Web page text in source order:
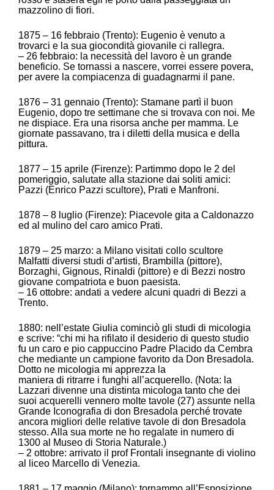
mazzolino di fiori.
1875 – 16 febbraio (Trento): Eugenio è venuto a
trovarci e la sua giocondità giovanile ci rallegra.
– 26 febbraio: la necessità del lavoro è un grande
beneficio. Se tornassi a nascere, vorrei essere povera,
per avere la compiacenza di guadagnarmi il pane.
1876 – 31 gennaio (Trento): Stamane partì il buon
Eugenio, dopo tre settimane che si trovava con noi. Me
ne dispiace. Era una risorsa anche per mamma. Le
giornate passavano, tra i diletti della musica e della
pittura.
1877 – 15 aprile (Firenze): Partimmo dopo le 2 del
pomeriggio, salutate alla stazione dai soliti amici:
Pazzi (Enrico Pazzi scultore), Prati e Manfroni.
1878 – 8 luglio (Firenze): Piacevole gita a Caldonazzo
ed al mulino del caro amico Prati.
1879 – 25 marzo: a Milano visitati collo scultore
Malfatti diversi studi d’artisti, Brambilla (pittore),
Borzaghi, Gignous, Rinaldi (pittore) e di Bezzi nostro
giovane compatriota e buon paesista.
– 16 ottobre: andati a vedere alcuni quadri di Bezzi a
Trento.
1880: nell’estate Giulia cominciò gli studi di micologia
e scrive: “chi mi ha rifilato il desiderio di questo studio
fu un caro e pio cappuccino Padre Placido da Cembra
che mediante un campione favorito da Don Bresadola.
Dotto ne micologia mi apprezza la
maniera di ritrarre i funghi all’acquerello. (Nota: la
Lazzari divenne una distinta micologa tanto che dei
suoi acquerelli vennero molte tavole (27) assunte nella
Grande Iconografia di don Bresadola perché trovate
ancora migliori delle relative tavole di don Bresadola
stesso. Alla sua morte ne ho regalate in numero di
1300 al Museo di Storia Naturale.)
– 2 ottobre: arrivato il prof Frontali insegnante di violino
al liceo Marcello di Venezia.